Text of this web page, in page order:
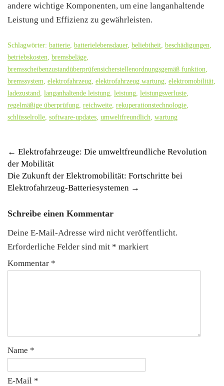
andere wichtige Komponenten, um eine langanhaltende
Leistung und Effizienz zu gewährleisten.
Schlagwörter: batterie batterielebensdauer, beliebtheit beschädigungen
betriebskosten bremsbeläge
bremsscheibenzustandüberprüfensicherstellenordnungsgemäß funktion
bremssystem elektrofahrzeug elektrofahrzeug wartung elektromobilität
ladezustand langanhaltende leistung leistung leistungsverluste
regelmäßige überprüfung reichweite rekuperationstechnologie
schlüsselrolle software-updates umweltfreundlich wartung
Post
navigation
← Elektrofahrzeuge: Die umweltfreundliche Revolution
der Mobilität
Die Zukunft der Elektromobilität: Fortschritte bei
Elektrofahrzeug-Batteriesystemen →
Schreibe einen Kommentar
Deine E-Mail-Adresse wird nicht veröffentlicht.
Erforderliche Felder sind mit * markiert
Kommentar *
Name *
E-Mail *